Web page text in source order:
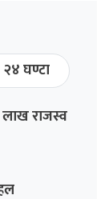
२४ घण्टा
लाख राजस्व